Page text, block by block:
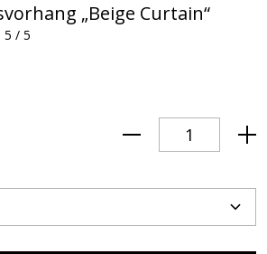
„Beige Curtain“
5 / 5